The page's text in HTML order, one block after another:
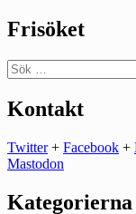
Frisöket
Sök
efter:
Kontakt
Twitter+ Facebook +
Mastodon
Kategorierna